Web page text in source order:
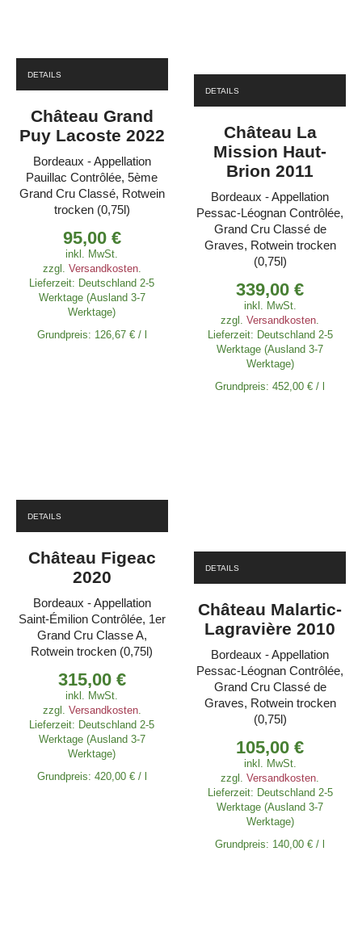
DETAILS
Château Grand
Puy Lacoste 2022
Bordeaux - Appellation
Pauillac Contrôlée, 5ème
Grand Cru Classé, Rotwein
trocken (0,75l)
95,00 €
inkl. MwSt.
zzgl. Versandkosten.
Lieferzeit: Deutschland 2-5
Werktage (Ausland 3-7
Werktage)
Grundpreis: 126,67 €/
DETAILS
Château La
Mission Haut-
Brion 2011
Bordeaux - Appellation
Pessac-Léognan Contrôlée,
Grand Cru Classé de
Graves, Rotwein trocken
(0,75l)
339,00€
inkl. MwSt.
zzgl.Versandkosten
Lieferzeit: Deutschland 2-5
Werktage (Ausland 3-7
Werktage)
Grundpreis:452,00€ /
DETAILS
Château Figeac
2020
Bordeaux - Appellation
Saint-Émilion Contrôlée, 1er
Grand Cru Classe A,
Rotwein trocken (0,75l)
315,00 €
inkl. MwSt.
zzgl. Versandkosten.
Lieferzeit: Deutschland 2-5
Werktage (Ausland 3-7
Werktage)
Grundpreis: 420,00 €/
DETAILS
Château Malartic-
Lagravière 2010
Bordeaux - Appellation
Pessac-Léognan Contrôlée,
Grand Cru Classé de
Graves, Rotwein trocken
(0,75l)
105,00€
inkl. MwSt.
zzgl.Versandkosten.
Lieferzeit: Deutschland 2-5
Werktage (Ausland 3-7
Werktage)
Grundpreis: 140,00€ /